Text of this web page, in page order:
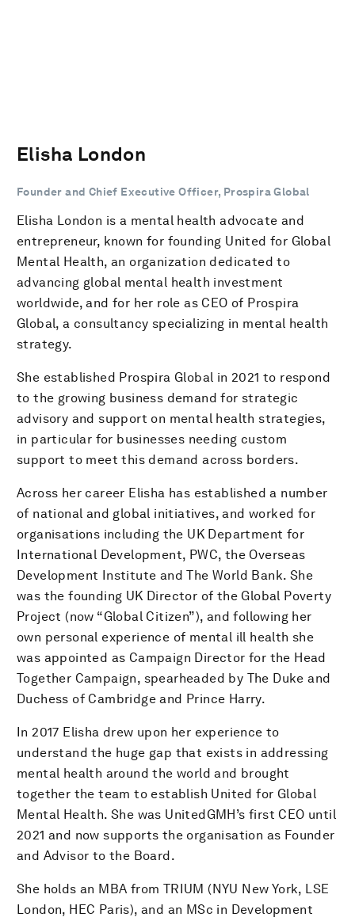
Elisha London
Founder and Chief Executive Officer, Prospira Global
Elisha London is a mental health advocate and
entrepreneur, known for founding United for Global
Mental Health, an organization dedicated to
advancing global mental health investment
worldwide, and for her role as CEO of Prospira
Global, a consultancy specializing in mental health
strategy.
She established Prospira Global in 2021 to respond
to the growing business demand for strategic
advisory and support on mental health strategies,
in particular for businesses needing custom
support to meet this demand across borders.
Across her career Elisha has established a number
of national and global initiatives, and worked for
organisations including the UK Department for
International Development, PWC, the Overseas
Development Institute and The World Bank. She
was the founding UK Director of the Global Poverty
Project (now “Global Citizen”), and following her
own personal experience of mental ill health she
was appointed as Campaign Director for the Head
Together Campaign, spearheaded by The Duke and
Duchess of Cambridge and Prince Harry.
In 2017 Elisha drew upon her experience to
understand the huge gap that exists in addressing
mental health around the world and brought
together the team to establish United for Global
Mental Health. She was UnitedGMH’s first CEO until
2021 and now supports the organisation as Founder
and Advisor to the Board.
She holds an MBA from TRIUM (NYU New York, LSE
London, HEC Paris), and an MSc in Development